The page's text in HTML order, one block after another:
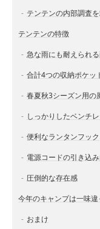
テンテンの内部調査
テンテンの特徴
急な雨にも耐えられ
合計4つの収納ポケッ
春夏秋3シーズン用の
しっかりしたベンチ
便利なランタンフック
電源コードの引き込み
圧倒的な存在感
今年のキャンプは一味
おまけ